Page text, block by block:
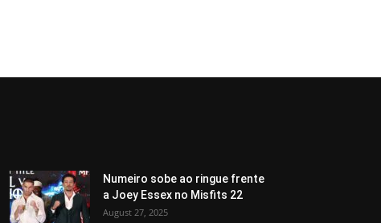
Numeiro sobe ao ringue frente
a Joey Essex no Misfits 22
August 27, 2025